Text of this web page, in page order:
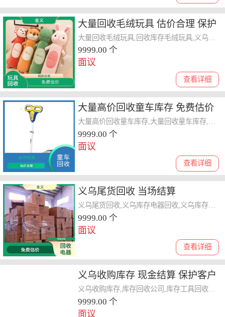
大量回收毛绒玩具 估价合理 保护
客户隐私
9999.00 个
面议
查看详细
大量高价回收童车库存 免费估价
量大量小均可 上门评估报价
9999.00 个
面议
查看详细
义乌尾货回收 当场结算
9999.00 个
面议
查看详细
义乌收购库存 现金结算 保护客户
隐私
义乌收购库存,库存回收公司,库存工具回收电话
9999.00 个
面议